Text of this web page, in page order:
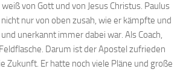
von Gott und von Jesus Christus. Paulus
nur von oben zusah, wie er kämpfte und
unerkannt immer dabei war. Als Coach,
Darum ist der Apostel zufrieden
Zukunft. Er hatte noch viele Pläne und große